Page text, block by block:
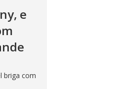
e
briga com